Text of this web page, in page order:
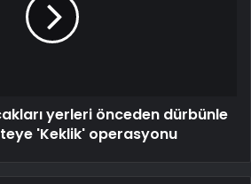
yerleri önceden dürbünle
'Keklik' operasyonu